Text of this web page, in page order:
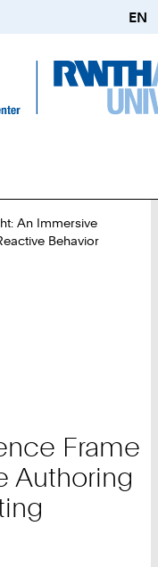
EN
An Immersive
Behavior
Frame
Authoring